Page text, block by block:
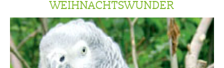
WEIHNACHTSWUNDER